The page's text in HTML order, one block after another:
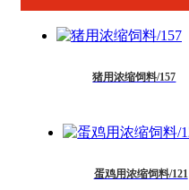
猪用浓缩饲料/157
蛋鸡用浓缩饲料/121